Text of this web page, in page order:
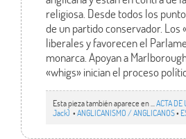
religiosa. Desde todos los
de un partido conservador. Los
liberales y favorecen el
monarca. Apoyan a
«whigs» inician el proceso
Esta pieza también aparece en ... ACTA
Jack) •ANGLICANISMO / ANGLICANOS•